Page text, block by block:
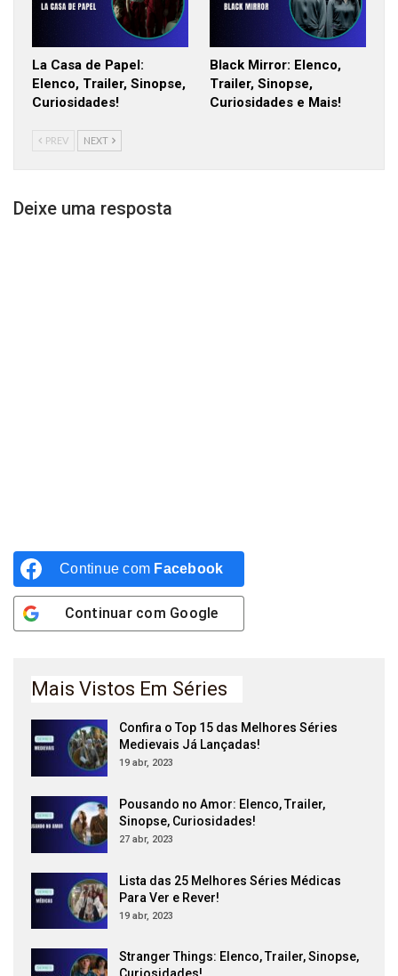
La Casa de Papel:
Elenco, Trailer, Sinopse,
Curiosidades!
Black Mirror: Elenco,
Trailer, Sinopse,
Curiosidades e Mais!
PREV NEXT
Deixe uma resposta
Continue com Facebook
Continuar com Google
Mais Vistos Em Séries
Confira o Top 15 das Melhores Séries
Medievais Já Lançadas!
19 abr, 2023
Pousando no Amor: Elenco, Trailer,
Sinopse, Curiosidades!
27 abr, 2023
Lista das 25 Melhores Séries Médicas
Para Ver e Rever!
19 abr, 2023
Stranger Things: Elenco, Trailer, Sinopse,